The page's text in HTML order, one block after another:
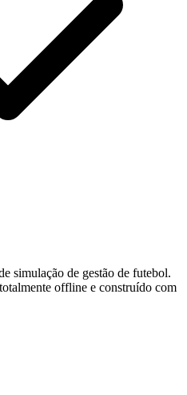
simulação de gestão de futebol.
offline e construído com